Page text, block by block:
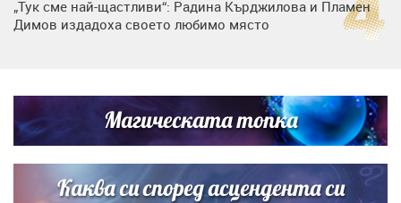
„Тук сме най-щастливи“: Радина Кърджилова и Пламен
Димов издадоха своето любимо място
кадри с Башар Рахал и малкия им син
Дъщерята на Тодор Батков вдигна сватба, Стоичков и
Братя Аргирови я изненадаха с песен
Магическата топка
Каква си според асцендента си